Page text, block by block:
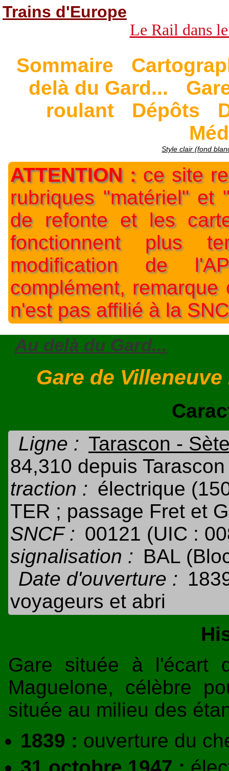
Trains d'Europe
Le Rail dans
Sommaire
delà du Gard...
roulant
Dépôts
Style clair (fond
ATTENTION :ce site
rubriques "matériel" et
de refonte et les
fonctionnent plus
modification de
complément,
n'est pas affilié à la
Au delà du Gard...
Gare de
Ligne : Tarascon -
84,310 depuis Tarascon
traction : électrique
TER ; passage Fret et
SNCF : 00121 (UIC :
signalisation : BAL
Date d'ouverture :
voyageurs et abri
Gare située à l'écart
Maguelone, célèbre
située au milieu des
1839 : ouverture du